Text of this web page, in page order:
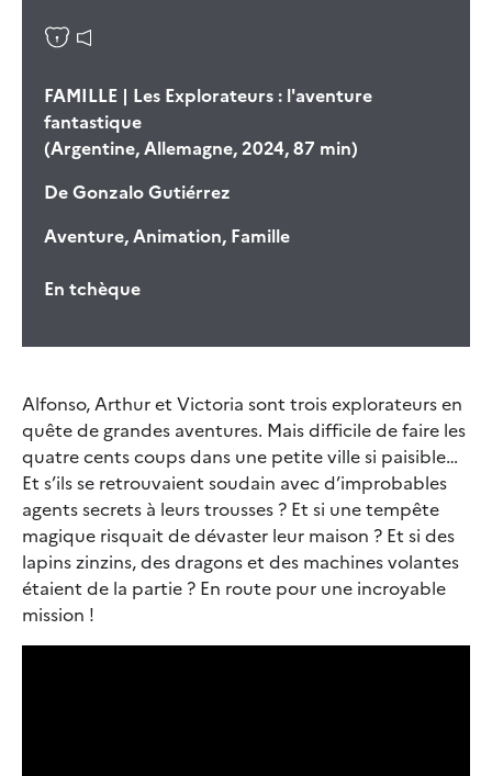
FAMILLE | Les Explorateurs : l'aventure
fantastique
(Argentine, Allemagne, 2024, 87 min)
DeGonzalo Gutiérrez
Aventure, Animation, Famille
En tchèque
Alfonso, Arthur et Victoria sont trois explorateurs en
quête de grandes aventures. Mais difficile de faire les
quatre cents coups dans une petite ville si paisible…
Et s’ils se retrouvaient soudain avec d’improbables
agents secrets à leurs trousses ? Et si une tempête
magique risquait de dévaster leur maison ? Et si des
lapins zinzins, des dragons et des machines volantes
étaient de la partie ? En route pour une incroyable
mission !